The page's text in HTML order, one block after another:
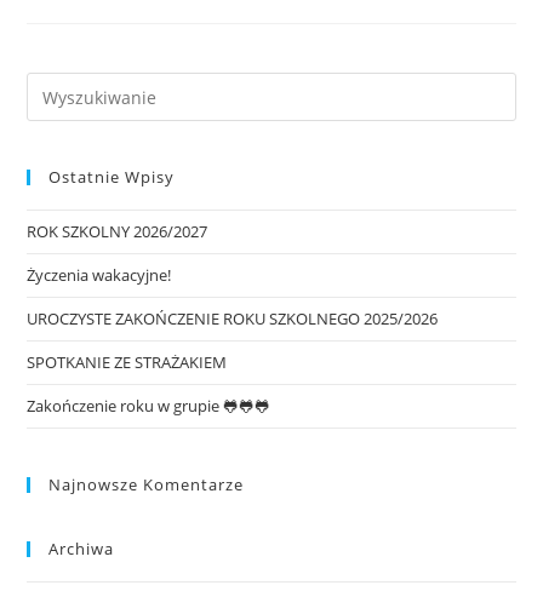
Ostatnie Wpisy
ROK SZKOLNY 2026/2027
Życzenia wakacyjne!
UROCZYSTE ZAKOŃCZENIE ROKU SZKOLNEGO 2025/2026
SPOTKANIE ZE STRAŻAKIEM
Zakończenie roku w grupie 🐸🐸🐸
Najnowsze Komentarze
Archiwa